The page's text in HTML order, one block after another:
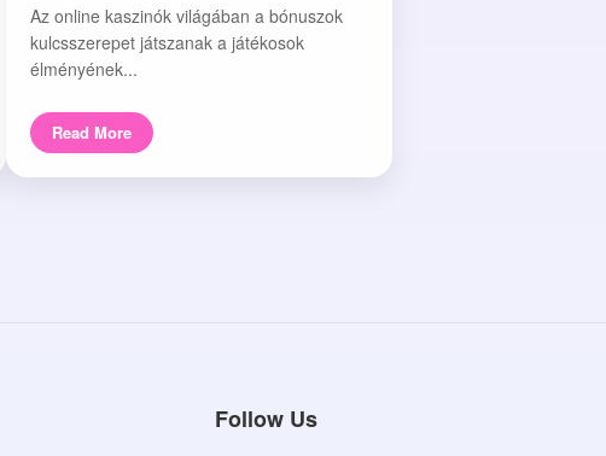
Az online kaszinók világában a bónuszok
kulcsszerepet játszanak a játékosok
élményének...
Read More
Follow Us